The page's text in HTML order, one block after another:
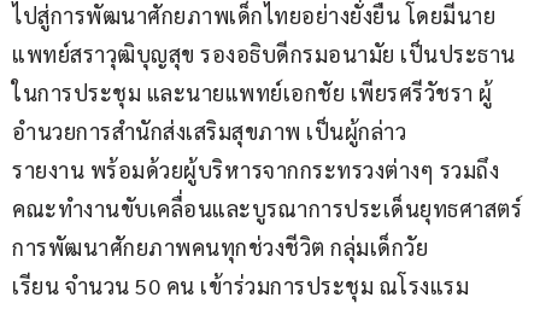
ไปสู่การพัฒนาศักยภาพเด็กไทยอย่างยั่งยืน โดยมีนาย
แพทย์สราวุฒิบุญสุข รองอธิบดีกรมอนามัย เป็นประธาน
ในการประชุม และนายแพทย์เอกชัย เพียรศรีวัชรา ผู้
อำนวยการสำนักส่งเสริมสุขภาพ เป็นผู้กล่าว
รายงาน พร้อมด้วยผู้บริหารจากกระทรวงต่างๆ รวมถึง
คณะทำงานขับเคลื่อนและบูรณาการประเด็นยุทธศาสตร์
การพัฒนาศักยภาพคนทุกช่วงชีวิต กลุ่มเด็กวัย
เรียน จำนวน 50 คน เข้าร่วมการประชุม ณโรงแรม